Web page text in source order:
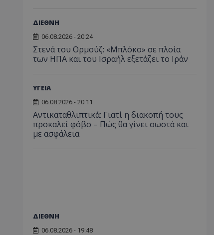
ΔΙΕΘΝΗ
06.08.2026 - 20:24
Στενά του Ορμούζ: «Μπλόκο» σε πλοία
των ΗΠΑ και του Ισραήλ εξετάζει το Ιράν
ΥΓΕΙΑ
06.08.2026 - 20:11
Αντικαταθλιπτικά: Γιατί η διακοπή τους
προκαλεί φόβο – Πώς θα γίνει σωστά και
με ασφάλεια
ΔΙΕΘΝΗ
06.08.2026 - 19:48